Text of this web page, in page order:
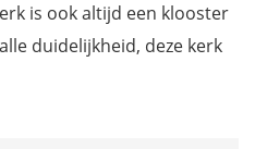
is ook altijd een klooster
duidelijkheid, deze kerk